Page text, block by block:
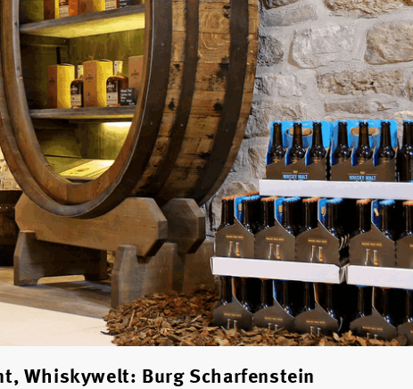
Whiskywelt: Burg Scharfenstein